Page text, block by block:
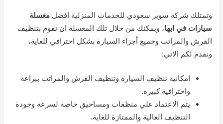
وتمتلك شركة سوبر سعودي للخدمات المنزلية افضلمغسلة
سيارات في ابها، ويمكنك من خلال تلك المغسلة ان تقوم بتنظيف
الفرش والمراتب وجميع أجزاء السيارة بشكل احترافي للغاية،
ونقدم لكم الاتي:
امكانية تنظيف السيارة وتنظيف الفرش والمراتب ببراعة
واحترافية كبيرة.
يتم الاعتماد علي منظفات ومساحيق خاصة لسرعة وجودة
التنظيف العالية والممتازة للغاية.